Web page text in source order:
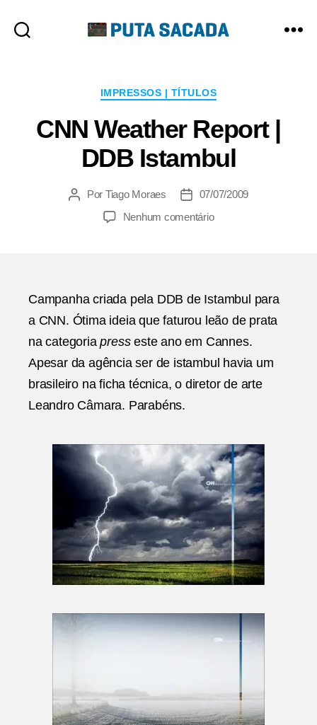
Categorias
IMPRESSOS | TÍTULOS
CNN Weather Report |
DDB Istambul
Autor
Por Tiago Moraes
Data07/07/2009
Nenhum comentárioem
DDB
Campanha criada pela DDB de Istambul para
a CNN. Ótima ideia que faturou leão de prata
na categoriapresseste ano em Cannes.
Apesar da agência ser de istambul havia um
brasileiro na ficha técnica, o diretor de arte
Leandro Câmara. Parabéns.